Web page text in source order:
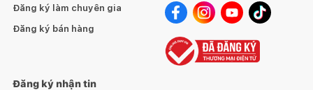
Đăng ký làm chuyên gia
Đăng ký bán hàng
Đăng ký nhận tin